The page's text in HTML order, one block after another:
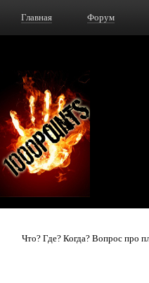
Главная Форум
Что? Где? Когда? Вопрос про